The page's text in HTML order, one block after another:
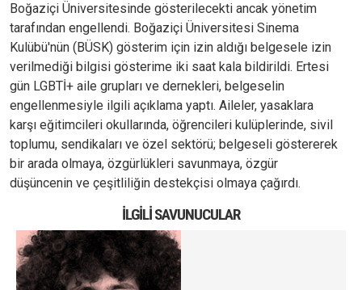
Boğaziçi Üniversitesinde gösterilecekti ancak yönetim
tarafından engellendi. Boğaziçi Üniversitesi Sinema
Kulübü'nün (BÜSK) gösterim için izin aldığı belgesele izin
verilmediği bilgisi gösterime iki saat kala bildirildi. Ertesi
gün LGBTİ+ aile grupları ve dernekleri, belgeselin
engellenmesiyle ilgili açıklama yaptı. Aileler, yasaklara
karşı eğitimcileri okullarında, öğrencileri kulüplerinde, sivil
toplumu, sendikaları ve özel sektörü; belgeseli göstererek
bir arada olmaya, özgürlükleri savunmaya, özgür
düşüncenin ve çeşitliliğin destekçisi olmaya çağırdı.
İLGILI SAVUNUCULAR